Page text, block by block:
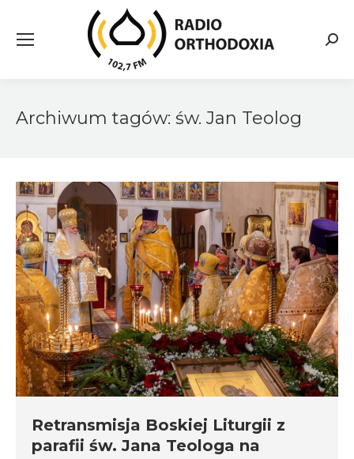
Archiwum tagów: św. Jan Teolog
Retransmisja Boskiej Liturgii z
parafii św. Jana Teologa na